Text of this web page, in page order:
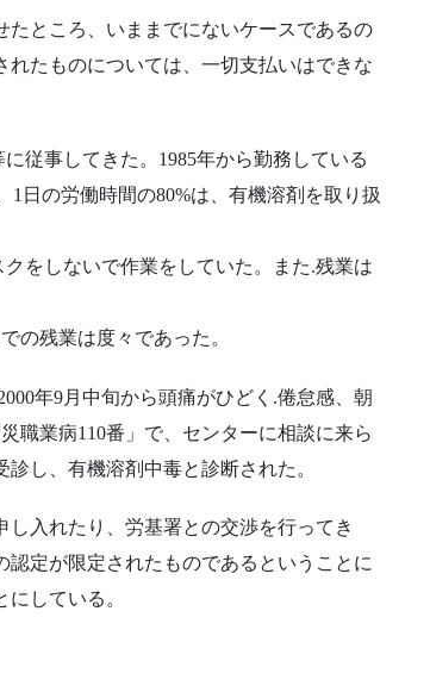
ところ、いままでにないケースであるの
たものについては、一切支払いはできな
従事してきた。1985年から勤務している
日の労働時間の80%は、有機溶剤を取り扱
をしないで作業をしていた。また.残業は
の残業は度々であった。
年9月中旬から頭痛がひどく.倦怠感、朝
職業病110番」で、センターに相談に来ら
し、有機溶剤中毒と診断された。
入れたり、労基署との交渉を行ってき
定が限定されたものであるということに
している。